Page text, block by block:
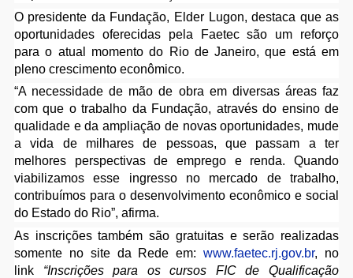
O presidente da Fundação, Elder Lugon, destaca que as
oportunidades oferecidas pela Faetec são um reforço
para o atual momento do Rio de Janeiro, que está em
pleno crescimento econômico.
“A necessidade de mão de obra em diversas áreas faz
com que o trabalho da Fundação, através do ensino de
qualidade e da ampliação de novas oportunidades, mude
a vida de milhares de pessoas, que passam a ter
melhores perspectivas de emprego e renda. Quando
viabilizamos esse ingresso no mercado de trabalho,
contribuímos para o desenvolvimento econômico e social
do Estado do Rio”, afirma.
As inscrições também são gratuitas e serão realizadas
somente no site da Rede em:www.faetec.rj.gov.br, no
link “Inscrições para os cursos FIC de Qualificação